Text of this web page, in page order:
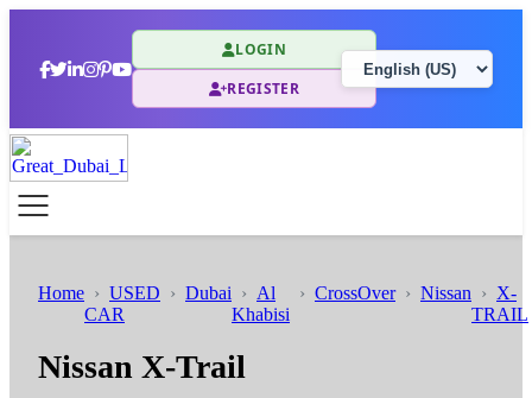
LOGIN
REGISTER
Home
USED
CAR
Dubai
Al
Khabisi
CrossOver Nissan
X-
TRAIL
Nissan X-Trail